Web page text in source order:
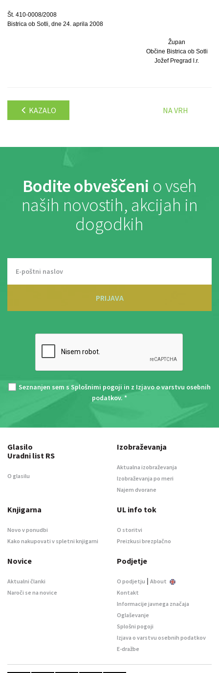
Št. 410-0008/2008
Bistrica ob Sotli, dne 24. aprila 2008
Župan
Občine Bistrica ob Sotli
Jožef Pregrad l.r.
KAZALO NA VRH
Bodite obveščeni o vseh
naših novostih, akcijah in
dogodkih
PRIJAVA
Seznanjen sem s Splošnimi pogoji in z Izjavo o varstvu osebnih
podatkov. *
Glasilo
Uradni list RS
O glasilu
Izobraževanja
Aktualna izobraževanja
Izobraževanja po meri
Najem dvorane
Knjigarna
Novo v ponudbi
Kako nakupovati v spletni knjigarni
UL info tok
O storitvi
Preizkusi brezplačno
Novice
Aktualni članki
Naroči se na novice
Podjetje
O podjetju | About
Kontakt
Informacije javnega značaja
Oglaševanje
Splošni pogoji
Izjava o varstvu osebnih podatkov
E-dražbe